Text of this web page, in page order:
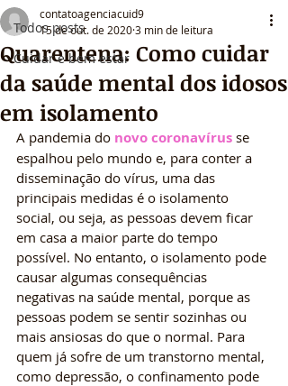
Todos posts
Cuidar e bem estar
Quarentena: Como cuidar
da saúde mental dos idosos
em isolamento
contatoagenciacuid9
15 de out. de 20203 min de leitura
A pandemia do novo coronavírus se
espalhou pelo mundo e, para conter a
disseminação do vírus, uma das
principais medidas é o isolamento
social, ou seja, as pessoas devem ficar
em casa a maior parte do tempo
possível. No entanto, o isolamento pode
causar algumas consequências
negativas na saúde mental, porque as
pessoas podem se sentir sozinhas ou
mais ansiosas do que o normal. Para
quem já sofre de um transtorno mental,
como depressão, o confinamento pode